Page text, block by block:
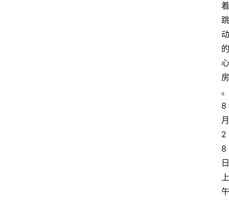
着
跳
动
的
心
房
。
8
月
2
8
日
上
午